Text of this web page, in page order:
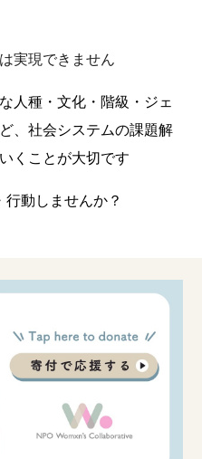
実現できません
人種・文化・階級・ジェ
、 社会システムの課題解
く ことが大切です
行動しませんか？